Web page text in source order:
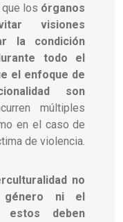
que los órganos
visiones
la condición
todo el
el enfoque de
son
múltiples
en el caso de
de violencia.
no
género ni el
estos deben